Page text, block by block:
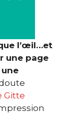
l’œil…et
une page
Gitte